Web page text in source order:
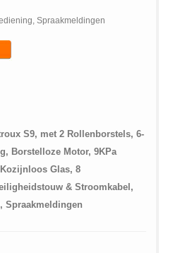
Spraakmeldingen
S9, met 2 Rollenborstels, 6-
Borstelloze Motor, 9KPa
Glas, 8
& Stroomkabel,
Spraakmeldingen